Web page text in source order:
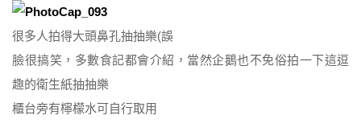
很多人拍得大頭鼻孔抽抽樂(誤
臉很搞笑，多數食記都會介紹，當然企鵝也不免俗拍一下這逗
趣的衛生紙抽抽樂
櫃台旁有檸檬水可自行取用